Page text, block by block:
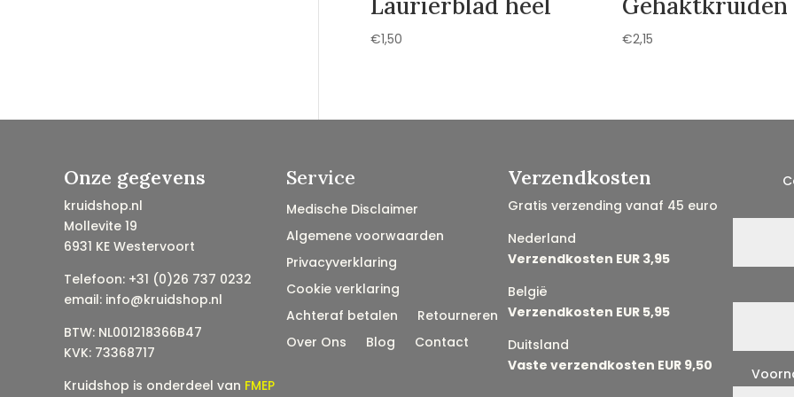
Laurierblad heel
€1,50
Gehaktkruiden
€2,15
Onze gegevens
kruidshop.nl
Mollevite 19
6931 KE Westervoort
Telefoon: +31 (0)26 737 0232
email: info@kruidshop.nl
BTW: NL001218366B47
KVK: 73368717
Kruidshop is onderdeel van FMEP
Service
Medische Disclaimer
Algemene voorwaarden
Privacyverklaring
Cookie verklaring
Achteraf betalen
Retourneren
Over Ons
Blog Contact
Verzendkosten
Gratis verzending vanaf 45 euro
Nederland
Verzendkosten EUR 3,95
België
Verzendkosten EUR 5,95
Duitsland
Vaste verzendkosten EUR 9,50